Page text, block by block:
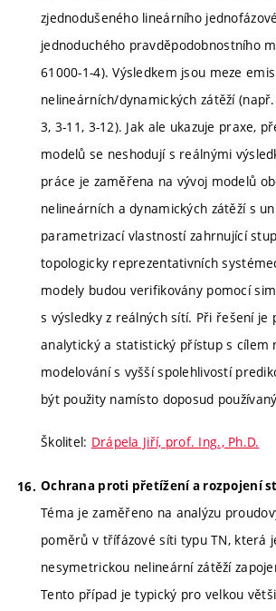
zjednodušeného lineárního
jednoduchého pravděpodobnostního
61000-1-4). Výsledkem jsou meze
nelineárních/dynamických zátěží (např.
3, 3-11, 3-12). Jak ale ukazuje praxe,
modelů se neshodují s reálnými
práce je zaměřena na vývoj modelů
nelineárních a dynamických zátěží s
parametrizací vlastností zahrnující
topologicky reprezentativních
modely budou verifikovány pomocí
s výsledky z reálných sítí. Při řešení je
analytický a statistický přístup s cílem
modelování s vyšší spolehlivostí
být použity namísto doposud
Školitel: Drápela Jiří, prof. Ing., Ph.D.
Ochrana proti přetížení a rozpojení
Téma je zaměřeno na analýzu
poměrů v třífázové síti typu TN, která
nesymetrickou nelineární zátěží
Tento případ je typický pro velkou